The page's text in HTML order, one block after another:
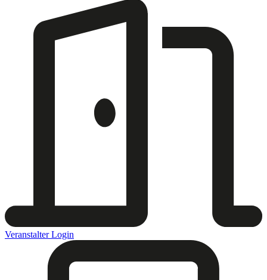
Veranstalter Login